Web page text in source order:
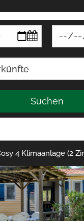
Suchen
4 Klimaanlage (2